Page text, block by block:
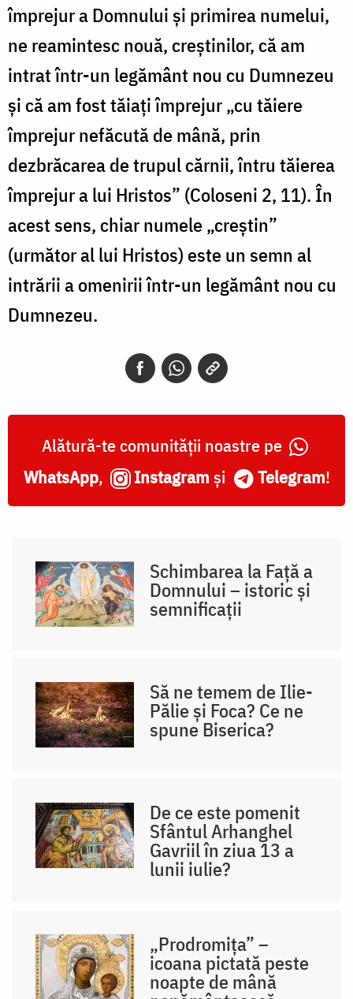
împrejur a Domnului și primirea numelui,
ne reamintesc nouă, creștinilor, că am
intrat într-un legământ nou cu Dumnezeu
și că am fost tăiaţi împrejur „cu tăiere
împrejur nefăcută de mână, prin
dezbrăcarea de trupul cărnii, întru tăierea
împrejur a lui Hristos” (Coloseni 2, 11). În
acest sens, chiar numele „creștin”
(următor al lui Hristos) este un semn al
intrării a omenirii într-un legământ nou cu
Dumnezeu.
Alătură-te comunității noastre pe
WhatsApp, Instagram și Telegram!
Schimbarea la Față a
Domnului – istoric și
semnificații
Să ne temem de Ilie-
Pălie și Foca? Ce ne
spune Biserica?
De ce este pomenit
Sfântul Arhanghel
Gavriil în ziua 13 a
lunii iulie?
„Prodromița” –
icoana pictată peste
noapte de mână